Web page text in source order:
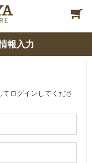
報入力
ログインしてくださ